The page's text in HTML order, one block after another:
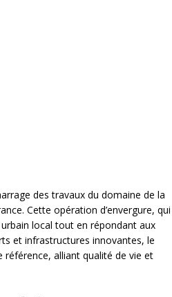
des travaux du domaine de la
Cette opération d’envergure, qui
local tout en répondant aux
et infrastructures innovantes, le
référence, alliant qualité de vie et